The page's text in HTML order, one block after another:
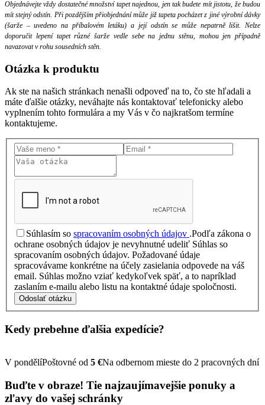
Objednávejte vždy dostatečné množství tapet najednou, jen tak budete mít jistotu, že budou
mít stejný odstín. Při pozdějším přiobjednání může již tapeta pocházet z jiné výrobní dávky
(šarže – uvedeno na příbalovém letáku) a její odstín se může nepatrně lišit. Nelze
doporučit lepení tapet různé šarže vedle sebe na jednu stěnu, mohou jen případně
navazovat v rohu sousedních stěn.
Otázka k produktu
Ak ste na našich stránkach nenašli odpoveď na to, čo ste hľadali a
máte ďalšie otázky, neváhajte nás kontaktovať telefonicky alebo
vyplnením tohto formulára a my Vás v čo najkratšom termíne
kontaktujeme.
Súhlasím so spracovaním osobných údajov .Podľa zákona o
ochrane osobných údajov je nevyhnutné udeliť Súhlas so
spracovaním osobných údajov. Požadované údaje
spracovávame konkrétne na účely zasielania odpovede na váš
email. Súhlas možno vziať kedykoľvek späť, a to napríklad
zaslaním e-mailu alebo listu na kontaktné údaje spoločnosti.
Odoslať otázku
Kedy prebehne ďalšia expedície?
V pondělíPoštovné od 5 €Na odbernom mieste do 2 pracovných dní
Buďte v obraze! Tie najzaujímavejšie ponuky a
zľavy do vašej schránky